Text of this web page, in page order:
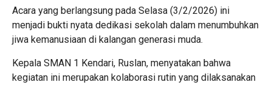
Acara yang berlangsung pada Selasa (3/2/2026) ini
menjadi bukti nyata dedikasi sekolah dalam menumbuhkan
jiwa kemanusiaan di kalangan generasi muda.
Kepala SMAN 1 Kendari, Ruslan, menyatakan bahwa
kegiatan ini merupakan kolaborasi rutin yang dilaksanakan